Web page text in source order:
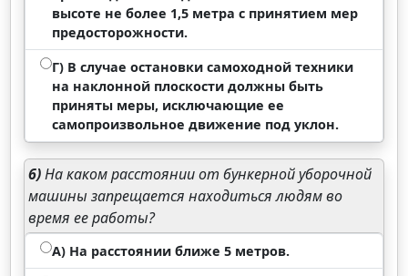
высоте не более 1,5 метра с принятием мер
предосторожности.
Г) В случае остановки самоходной техники
на наклонной плоскости должны быть
приняты меры, исключающие ее
самопроизвольное движение под уклон.
6)На каком расстоянии от бункерной уборочной
машины запрещается находиться людям во
время ее работы?
А) На расстоянии ближе 5 метров.